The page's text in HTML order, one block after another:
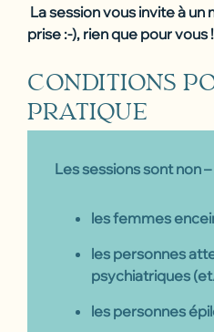
La session vous invite à
prise :-), rien que pour vous
CONDITIONS
PRATIQUE
Les sessions sont non
les femmes
les personnes
psychiatriques
les personnes